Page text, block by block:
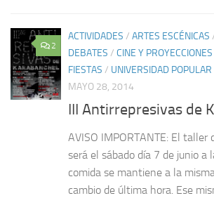
2
ACTIVIDADES / ARTES ESCÉNICAS
DEBATES / CINE Y PROYECCIONES
FIESTAS / UNIVERSIDAD
MAYO 28, 2014
III Antirrepresivas de
AVISO IMPORTANTE: El taller
será el sábado día 7 de junio a
comida se mantiene a la
cambio de última hora. Ese